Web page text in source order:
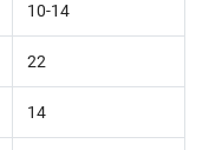
10-14
22
14